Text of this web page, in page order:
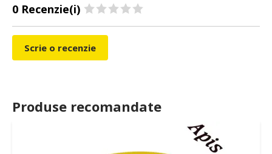
0 Recenzie(i)
Scrie o recenzie
Produse recomandate